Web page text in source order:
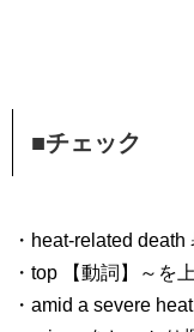
■チェック
・heat-related
・top 【動詞】～を
・amid a severe